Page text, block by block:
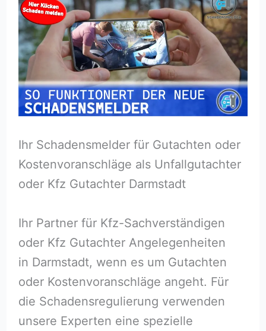
Ihr Schadensmelder für Gutachten oder
Kostenvoranschläge als Unfallgutachter
oder Kfz Gutachter Darmstadt
Ihr Partner für Kfz-Sachverständigen
oder Kfz Gutachter Angelegenheiten
in Darmstadt, wenn es um Gutachten
oder Kostenvoranschläge angeht. Für
die Schadensregulierung verwenden
unsere Experten eine spezielle